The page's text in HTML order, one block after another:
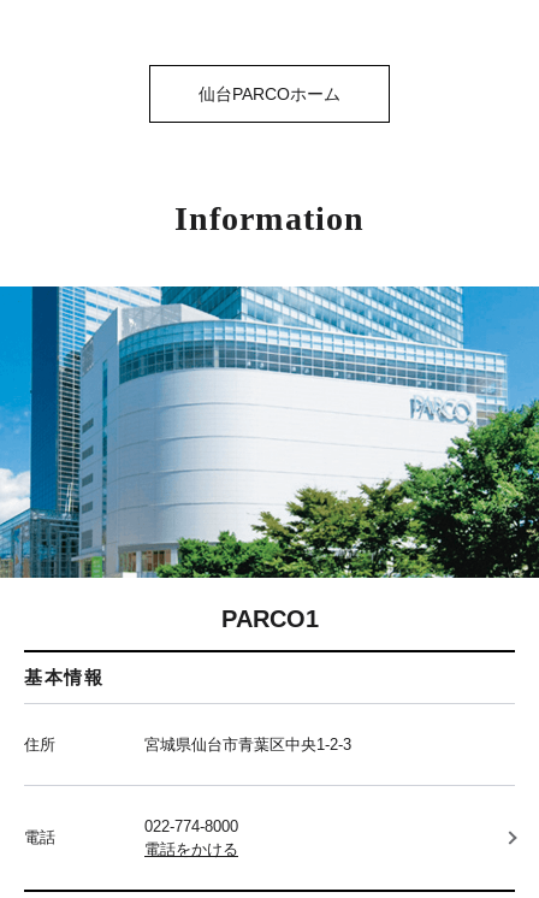
仙台PARCOホーム
Information
PARCO1
基本情報
住所 宮城県仙台市青葉区中央1-2-3
電話
022-774-8000
電話をかける